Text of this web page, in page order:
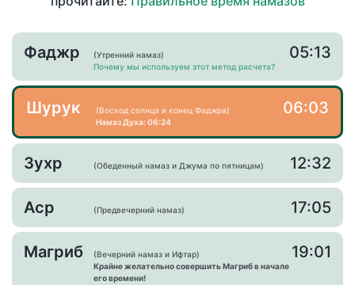
Фаджр
(Утренний намаз)
Почему мы используем этот метод расчета?
05:13
Шурук
(Восход солнца и конец Фаджра)
Намаз Духа: 06:24
06:03
Зухр (Обеденный намаз и Джума по пятницам) 12:32
Аср (Предвечерний намаз) 17:05
Магриб
(Вечерний намаз и Ифтар)
Крайне желательно совершить Магриб в начале
его времени!
19:01